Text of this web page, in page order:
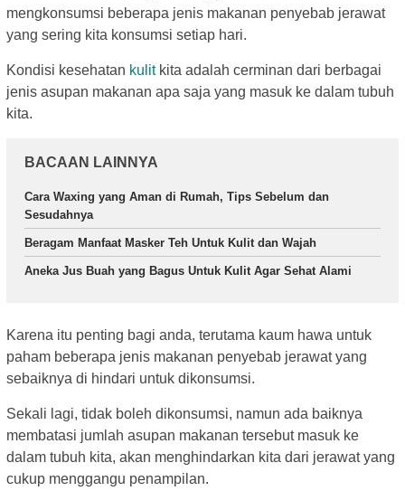
mengkonsumsi beberapa jenis makanan penyebab jerawat
yang sering kita konsumsi setiap hari.
Kondisi kesehatan kulitkita adalah cerminan dari berbagai
jenis asupan makanan apa saja yang masuk ke dalam tubuh
kita.
BACAAN LAINNYA
Cara Waxing yang Aman di Rumah, Tips Sebelum dan
Sesudahnya
Beragam Manfaat Masker Teh Untuk Kulit dan Wajah
Aneka Jus Buah yang Bagus Untuk Kulit Agar Sehat Alami
Karena itu penting bagi anda, terutama kaum hawa untuk
paham beberapa jenis makanan penyebab jerawat yang
sebaiknya di hindari untuk dikonsumsi.
Sekali lagi, tidak boleh dikonsumsi, namun ada baiknya
membatasi jumlah asupan makanan tersebut masuk ke
dalam tubuh kita, akan menghindarkan kita dari jerawat yang
cukup menggangu penampilan.